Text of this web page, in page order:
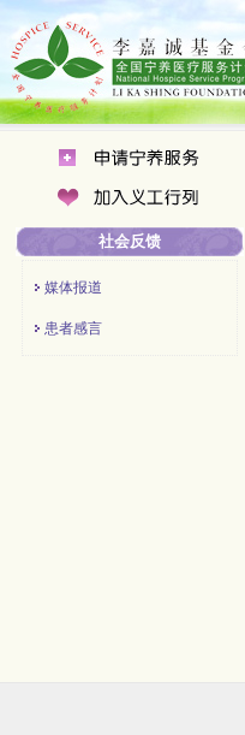
社会反馈
媒体报道
患者感言